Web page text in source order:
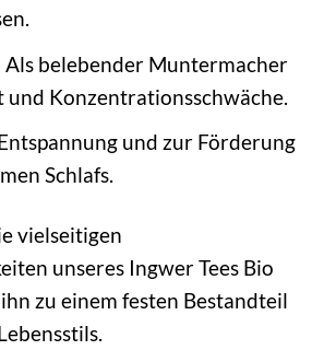
Als belebender Muntermacher
und Konzentrationsschwäche.
und zur Förderung
Schlafs.
vielseitigen
unseres Ingwer Tees Bio
zu einem festen Bestandteil